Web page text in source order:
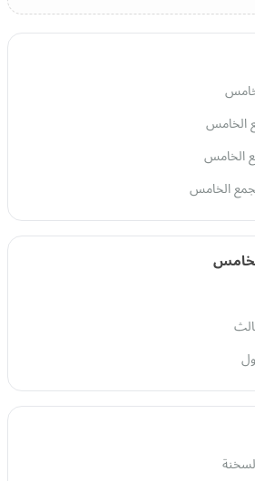
الخامس
الخامس
الخامس